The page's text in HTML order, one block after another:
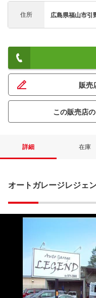
住所 広島県福山市
販売
この販売店
詳細 在庫
オートガレージレジェ